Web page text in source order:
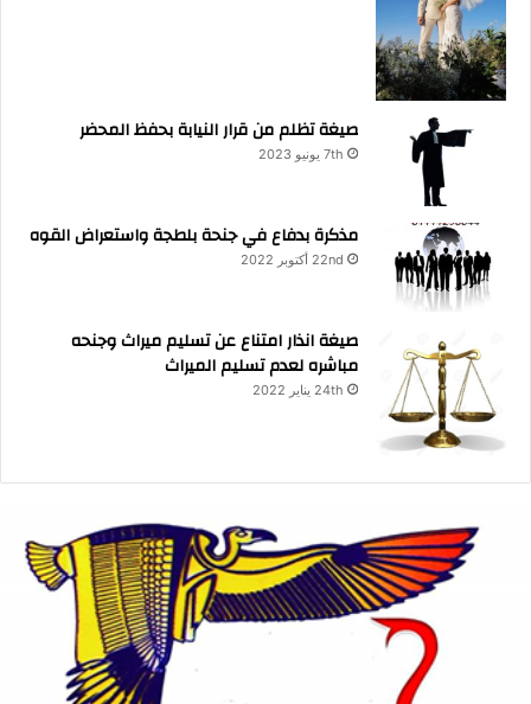
صيغة تظلم من قرار النيابة بحفظ المحضر
7th يونيو 2023
مذكرة بدفاع في جنحة بلطجة واستعراض القوه
22nd أكتوبر 2022
صيغة انذار امتناع عن تسليم ميراث وجنحه
مباشره لعدم تسليم الميراث
24th يناير 2022